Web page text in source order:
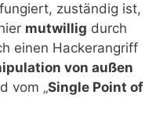
zuständig ist,
mutwillig durch
einen Hackerangriff
von außen
vom „Single Point of